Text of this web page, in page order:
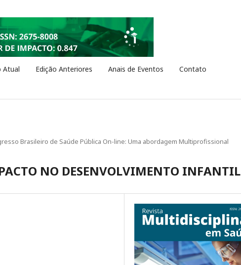
Atual Edição Anteriores Anais de Eventos Contato
Brasileiro de Saúde Pública On-line: Uma abordagem Multiprofissional
NO DESENVOLVIMENTO INFANTIL